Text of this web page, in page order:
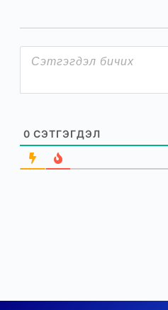
0 СЭТГЭГДЭЛ